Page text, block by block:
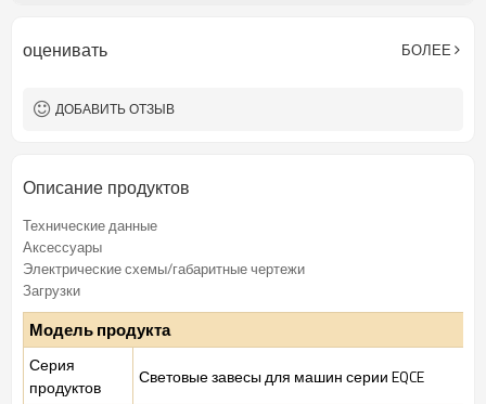
2 выхода безопасности
2 ПНП
Интерфейсный разъем
Товар поставляется:
оценивать БОЛЕЕ
ДОБАВИТЬ ОТЗЫВ
Описание продуктов
Технические данные
Аксессуары
Электрические схемы/габаритные чертежи
Загрузки
Модель продукта
Серия
продуктов
Световые завесы для машин серии EQCE